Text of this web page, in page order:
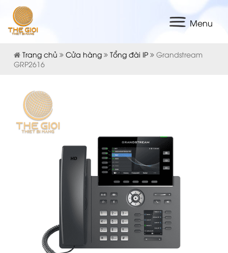
Menu
Trang chủ Cửa hàng Tổng đài IP
Grandstream
GRP2616